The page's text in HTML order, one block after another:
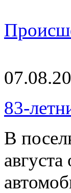
83-
В